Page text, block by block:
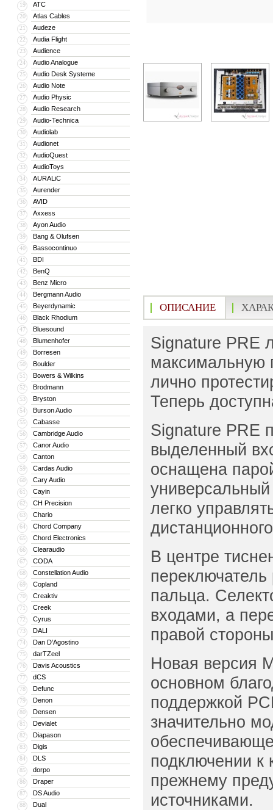
19 ATC
20 Atlas Cables
21 Audeze
22 Audia Flight
23 Audience
24 Audio Analogue
25 Audio Desk Systeme
26 Audio Note
27 Audio Physic
28 Audio Research
29 Audio-Technica
30 Audiolab
31 Audionet
32 AudioQuest
33 AudioToys
34 AURALiC
35 Aurender
36 AVID
37 Axxess
38 Ayon Audio
39 Bang & Olufsen
40 Bassocontinuo
41 BDI
42 BenQ
43 Benz Micro
44 Bergmann Audio
45 Beyerdynamic
46 Black Rhodium
47 Bluesound
48 Blumenhofer
49 Borresen
50 Boulder
51 Bowers & Wilkins
52 Brodmann
53 Bryston
54 Burson Audio
55 Cabasse
56 Cambridge Audio
57 Canor Audio
58 Canton
59 Cardas Audio
60 Cary Audio
61 Cayin
62 CH Precision
63 Chario
64 Chord Company
65 Chord Electronics
66 Clearaudio
67 CODA
68 Constellation Audio
69 Copland
70 Creaktiv
71 Creek
72 Cyrus
73 DALI
74 Dan D’Agostino
75 darTZeel
76 Davis Acoustics
77 dCS
78 Defunc
79 Denon
80 Densen
81 Devialet
82 Diapason
83 Digis
84 DLS
85 dorpo
86 Draper
87 DS Audio
88 Dual
ОПИСАНИЕ
Signature PRE
максимальную
лично
Теперь
Signature PRE
выделенный
оснащена
легко
В центре
пальца.
входами, а
правой
Новая версия
основном
поддержкой
значительно
подключении к
прежнему
источниками.